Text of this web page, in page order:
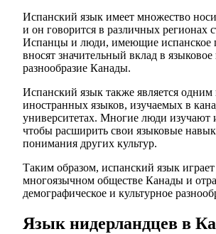
Испанский язык имеет множество
и он говорится в различных регионах
Испанцы и люди, имеющие испанское
вносят значительный вклад в языковое
разнообразие Канады.
Испанский язык также является
иностранных языков, изучаемых в
университетах. Многие люди изучают
чтобы расширить свои языковые
понимания других культур.
Таким образом, испанский язык
многоязычном обществе Канады и
демографическое и культурное
Язык нидерландцев в